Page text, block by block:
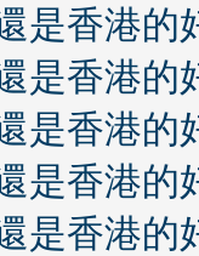
是香港的
是香港的
是香港的
是香港的
是香港的